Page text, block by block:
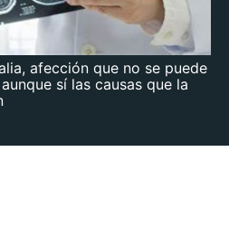
afección que no se puede
sí las causas que la